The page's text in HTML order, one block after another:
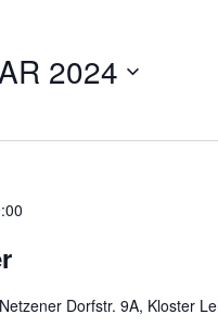
2024
Netzener Dorfstr. 9A, Kloster